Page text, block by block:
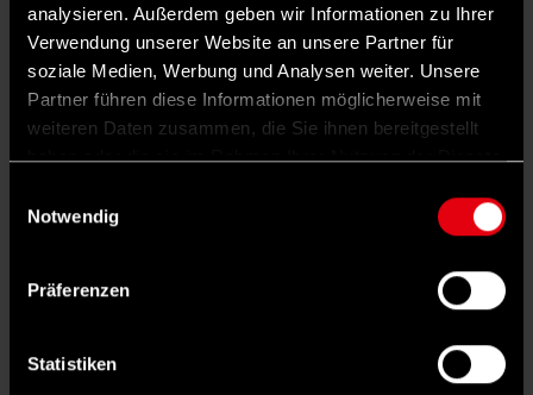
analysieren. Außerdem geben wir Informationen zu Ihrer
Verwendung unserer Website an unsere Partner für
soziale Medien, Werbung und Analysen weiter. Unsere
Partner führen diese Informationen möglicherweise mit
weiteren Daten zusammen, die Sie ihnen bereitgestellt
haben oder die sie im Rahmen Ihrer Nutzung der Dienste
Notwendig
Präferenzen
Statistiken
Schlagwörter
RenteAltersvorsorge AltersarmutSPD-Bundestagsfraktion
AUTOR*IN
hat Politikwissenschaft und Philosophie in Berlin studiert und